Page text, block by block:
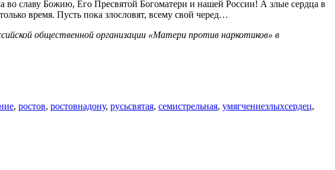
во славу Божию, Его Пресвятой Богоматери и нашей России! А злые сердца в
время. Пусть пока злословят, всему свой черед…
общественной организации «Матери против наркотиков» в
, ростов, ростовнадону, русьсвятая, семистрельная, умягчениезлыхсердец,